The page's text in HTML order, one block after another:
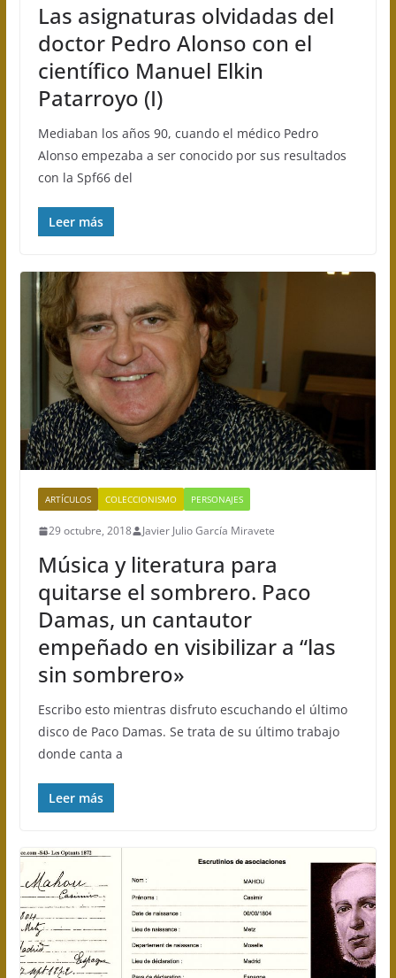
Las asignaturas olvidadas del
doctor Pedro Alonso con el
científico Manuel Elkin
Patarroyo (I)
Mediaban los años 90, cuando el médico Pedro
Alonso empezaba a ser conocido por sus resultados
con la Spf66 del
Leer más
ARTÍCULOS COLECCIONISMO PERSONAJES
29 octubre, 2018 Javier Julio García Miravete
Música y literatura para
quitarse el sombrero. Paco
Damas, un cantautor
empeñado en visibilizar a “las
sin sombrero»
Escribo esto mientras disfruto escuchando el último
disco de Paco Damas. Se trata de su último trabajo
donde canta a
Leer más